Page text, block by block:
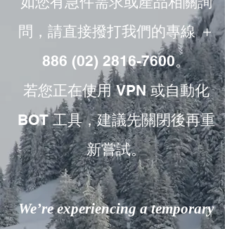
問，請直接撥打我們的專線 ＋
886 (02) 2816-7600。
若您正在使用 VPN 或自動化
BOT 工具，建議先關閉後再重
新嘗試。
We’re experiencing a temporary